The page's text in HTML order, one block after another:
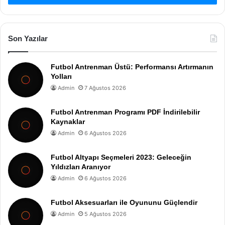
Son Yazılar
Futbol Antrenman Üstü: Performansı Artırmanın
Yolları
Admin 7 Ağustos 2026
Futbol Antrenman Programı PDF İndirilebilir
Kaynaklar
Admin 6 Ağustos 2026
Futbol Altyapı Seçmeleri 2023: Geleceğin
Yıldızları Aranıyor
Admin 6 Ağustos 2026
Futbol Aksesuarları ile Oyununu Güçlendir
Admin 5 Ağustos 2026